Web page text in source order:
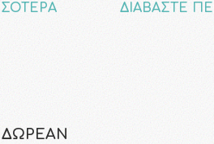
ΔΙΑΒΑΣΤΕ
ΔΩΡΕΑΝ